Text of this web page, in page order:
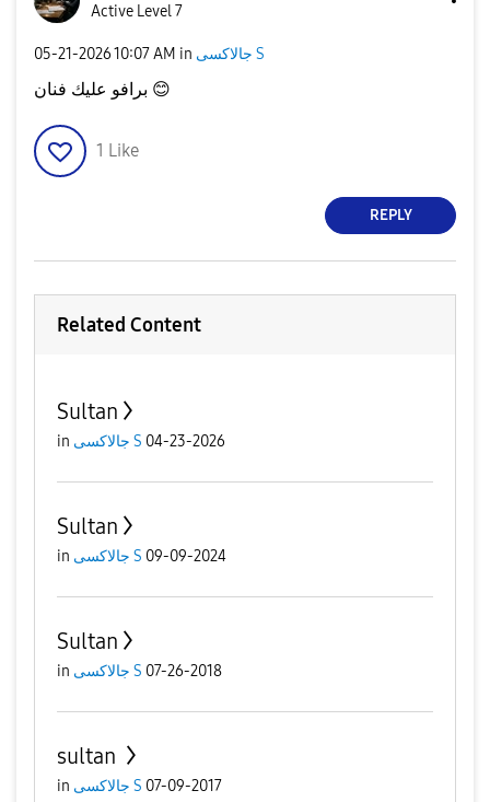
Active Level 7
‎05-21-202610:07 AM in جالاكسى S
😊
1 Like
REPLY
Related Content
Sultan
in جالاكسى S 04-23-2026
Sultan
in جالاكسى S 09-09-2024
Sultan
in جالاكسى S 07-26-2018
sultan
in جالاكسى S 07-09-2017